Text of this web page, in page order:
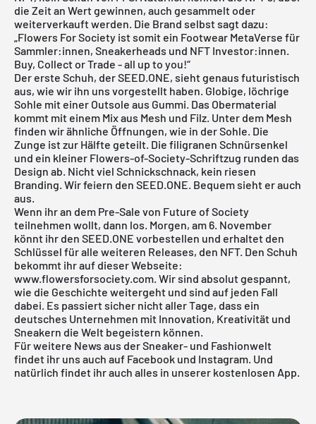
die Zeit an Wert gewinnen, auch gesammelt oder
weiterverkauft werden. Die Brand selbst sagt dazu:
„Flowers For Society ist somit ein Footwear MetaVerse für
Sammler:innen, Sneakerheads und NFT Investor:innen.
Buy, Collect or Trade - all up to you!“
Der erste Schuh, der SEED.ONE, sieht genaus futuristisch
aus, wie wir ihn uns vorgestellt haben. Globige, löchrige
Sohle mit einer Outsole aus Gummi. Das Obermaterial
kommt mit einem Mix aus Mesh und Filz. Unter dem Mesh
finden wir ähnliche Öffnungen, wie in der Sohle. Die
Zunge ist zur Hälfte geteilt. Die filigranen Schnürsenkel
und ein kleiner Flowers-of-Society-Schriftzug runden das
Design ab. Nicht viel Schnickschnack, kein riesen
Branding. Wir feiern den SEED.ONE. Bequem sieht er auch
aus.
Wenn ihr an dem Pre-Sale von Future of Society
teilnehmen wollt, dann los. Morgen, am 6. November
könnt ihr den SEED.ONE vorbestellen und erhaltet den
Schlüssel für alle weiteren Releases, den NFT. Den Schuh
bekommt ihr auf dieser Webseite:
www.flowersforsociety.com. Wir sind absolut gespannt,
wie die Geschichte weitergeht und sind auf jeden Fall
dabei. Es passiert sicher nicht aller Tage, dass ein
deutsches Unternehmen mit Innovation, Kreativität und
Sneakern die Welt begeistern können.
Für weitere News aus der Sneaker- und Fashionwelt
findet ihr uns auch auf Facebook und Instagram. Und
natürlich findet ihr auch alles in unserer kostenlosen App.